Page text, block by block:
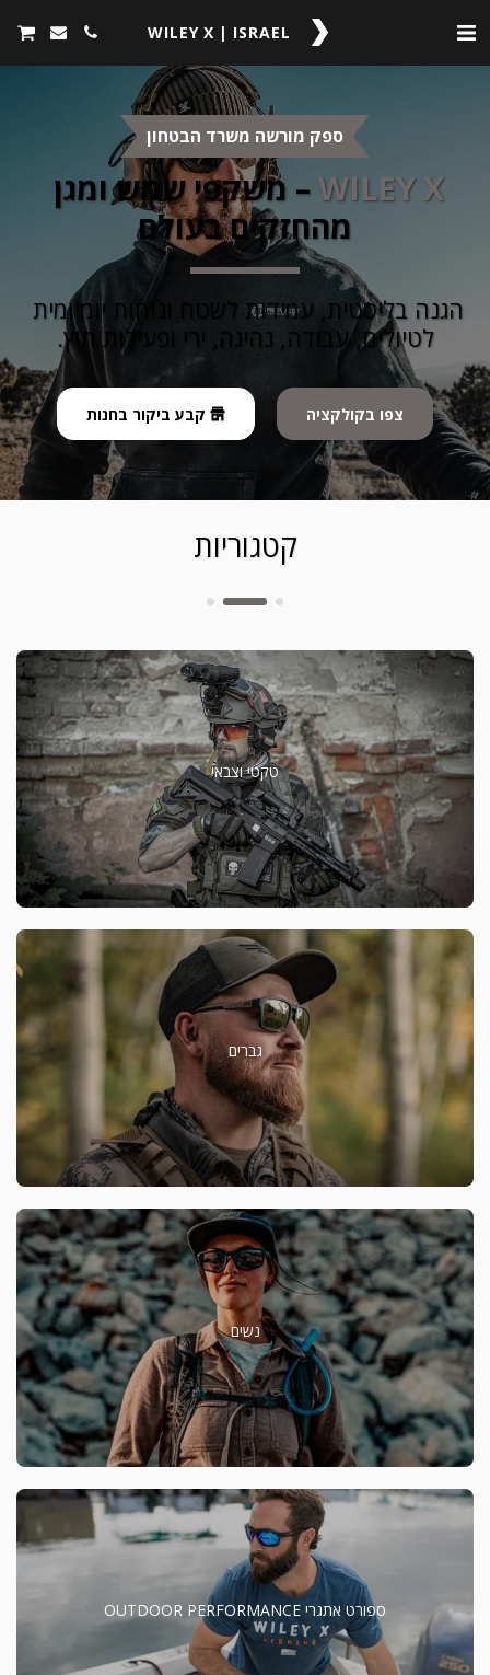
WILEY X | ISRAEL
ספק מורשה משרד הבטחון
WILEY X
– משקפי שמש ומגן
מהחזקים בעולם
הגנה בליסטית, עמידות לשטח ונוחות יומיומית
לטיולים, עבודה, נהיגה, ירי ופעילות חוץ.
צפו בקולקציה קבע ביקור בחנות
קטגוריות
טקטי וצבאי
גברים
נשים
ספורט אתגרי OUTDOOR PERFORMANCE